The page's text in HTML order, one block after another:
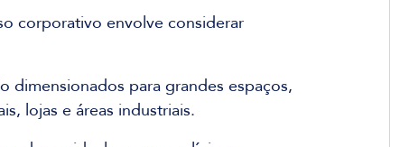
corporativo envolve considerar
dimensionados para grandes espaços,
lojas e áreas industriais.